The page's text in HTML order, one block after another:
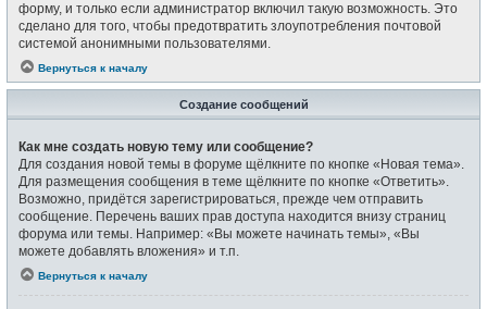
форму, и только если администратор включил такую возможность. Это
сделано для того, чтобы предотвратить злоупотребления почтовой
системой анонимными пользователями.
Вернуться к началу
Создание сообщений
Как мне создать новую тему или сообщение?
Для создания новой темы в форуме щёлкните по кнопке «Новая тема».
Для размещения сообщения в теме щёлкните по кнопке «Ответить».
Возможно, придётся зарегистрироваться, прежде чем отправить
сообщение. Перечень ваших прав доступа находится внизу страниц
форума или темы. Например: «Вы можете начинать темы», «Вы
можете добавлять вложения» и т.п.
Вернуться к началу